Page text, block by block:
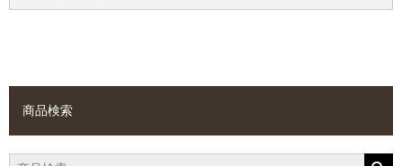
商品検索